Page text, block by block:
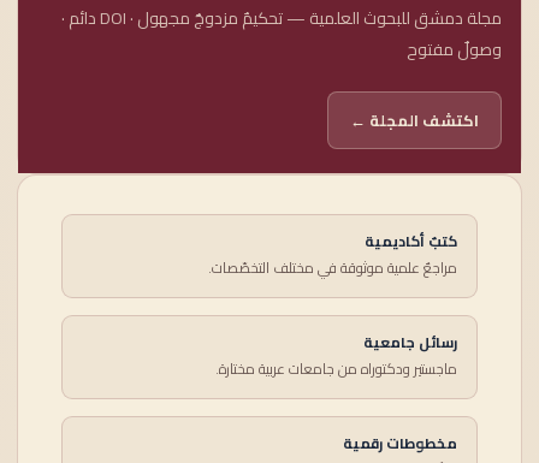
مجلة دمشق للبحوث العلمية — تحكيمٌ مزدوجٌ مجهول · DOI دائم ·
وصولٌ مفتوح
اكتشف المجلة ←
كتبٌ أكاديمية
مراجعٌ علمية موثوقة في مختلف التخصّصات.
رسائل جامعية
ماجستير ودكتوراه من جامعات عربية مختارة.
مخطوطات رقمية